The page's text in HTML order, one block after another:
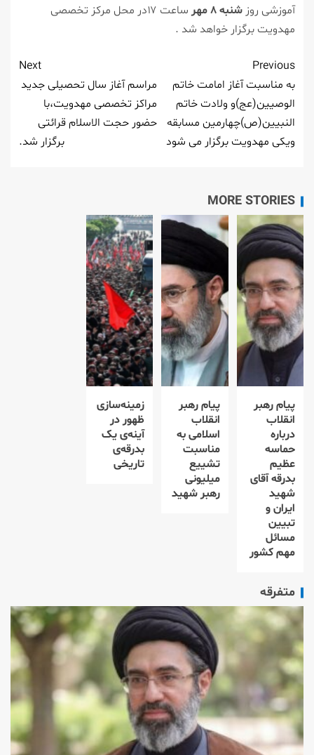
آموزشی روز شنبه ۸ مهر
ساعت ۱۷در محل مركز تخصصی
مهدویت برگزار خواهد شد .
Previous
به مناسبت آغاز امامت خاتم
الوصیین(عج)و ولادت خاتم
النبیین(ص)چهارمین مسابقه
ویکی مهدویت برگزار می شود
Next
مراسم آغاز سال تحصیلی جدید
مراکز تخصصی مهدویت،با
حضور حجت الاسلام قرائتی
برگزار شد.
MORE STORIES
پیام رهبر
انقلاب
درباره
حماسه
عظیم
بدرقه آقای
شهید
ایران و
تبیین
مسائل
مهم کشور
پیام رهبر
انقلاب
اسلامی به
مناسبت
تشییع
میلیونی
رهبر شهید
زمینه‌سازی
ظهور در
آینه‌ی یک
بدرقه‌ی
تاریخی
متفرقه